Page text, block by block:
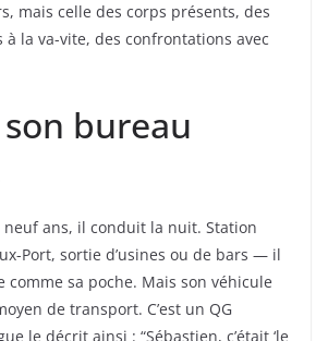
mais celle des corps présents, des
à la va-vite, des confrontations avec
bureau
neuf ans, il conduit la nuit. Station
Port, sortie d’usines ou de bars — il
comme sa poche. Mais son véhicule
de transport. C’est un QG
le décrit ainsi : “Sébastien, c’était ‘le